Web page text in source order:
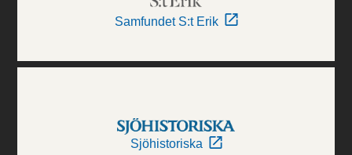
Samfundet S:t Erik
Sjöhistoriska